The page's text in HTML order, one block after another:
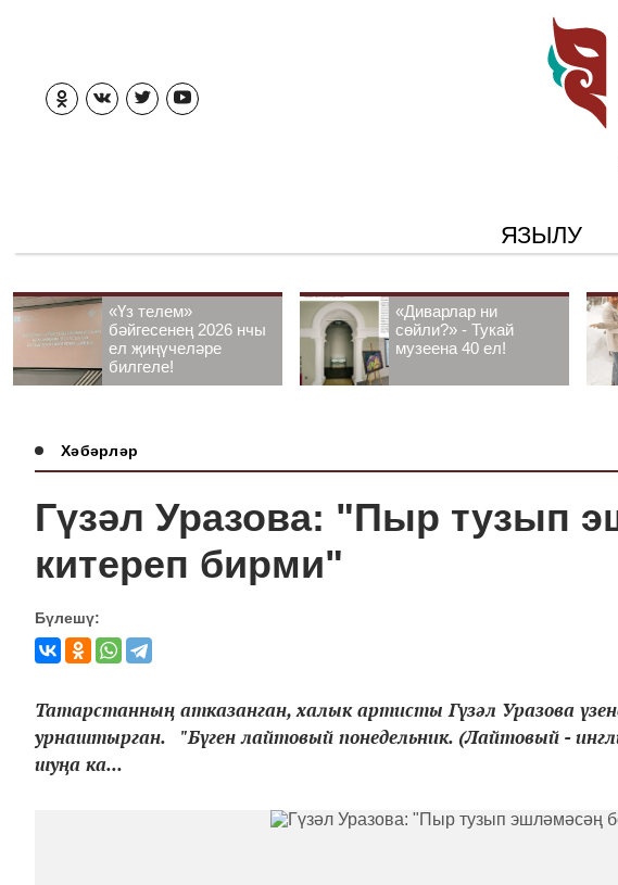
ЯЗЫЛУ
«Үз телем»
бәйгесенең 2026 нчы
ел җиңүчеләре
билгеле!
«Диварлар ни
сөйли?» - Тукай
музеена 40 ел!
Хәбәрләр
Гүзәл Уразова: "Пыр тузып
китереп бирми"
Бүлешү:
Татарстанның атказанган, халык артисты Гүзәл Уразова
урнаштырган. "Бүген лайтовый понедельник. (Лайтовый -
шуңа ка...